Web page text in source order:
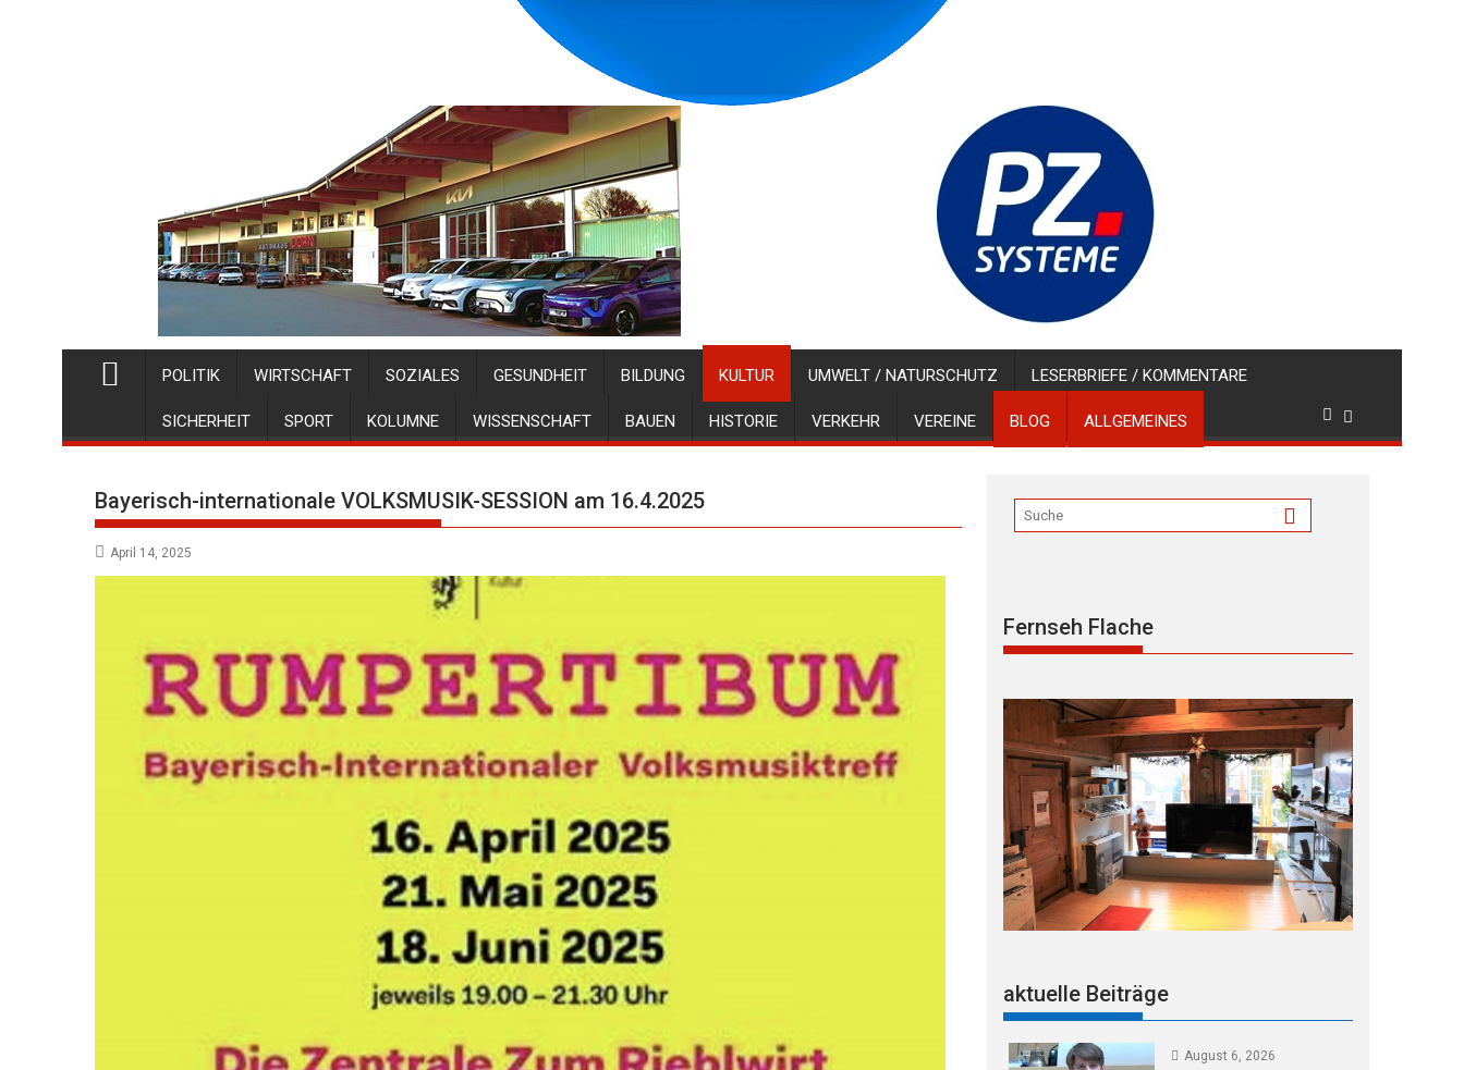
POLITIK WIRTSCHAFT SOZIALES GESUNDHEIT BILDUNG KULTUR UMWELT / NATURSCHUTZ LESERBRIEFE / KOMMENTARE
SICHERHEIT SPORT KOLUMNE WISSENSCHAFT BAUEN HISTORIE VERKEHR VEREINE BLOG ALLGEMEINES
Bayerisch-internationale VOLKSMUSIK-SESSION am 16.4.2025
April 14, 2025
Fernseh Flache
aktuelle Beiträge
August 6, 2026